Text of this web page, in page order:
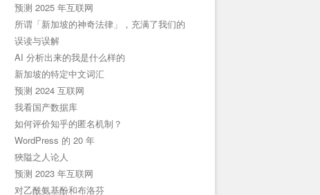
预测 2025 年互联网
所谓「新加坡的神奇法律」，充满了我们的
误读与误解
AI 分析出来的我是什么样的
新加坡的特定中文词汇
预测 2024 互联网
我看国产数据库
如何评价知乎的匿名机制？
WordPress 的 20 年
狹隘之人论人
预测 2023 年互联网
对乙酰氨基酚和布洛芬